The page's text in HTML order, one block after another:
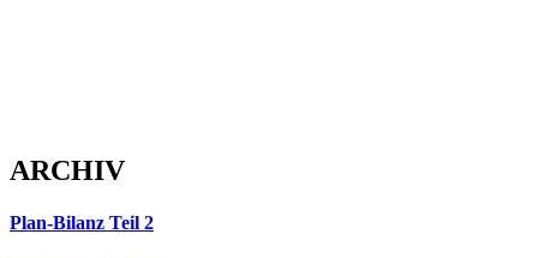
ARCHIV
Plan-Bilanz Teil 2